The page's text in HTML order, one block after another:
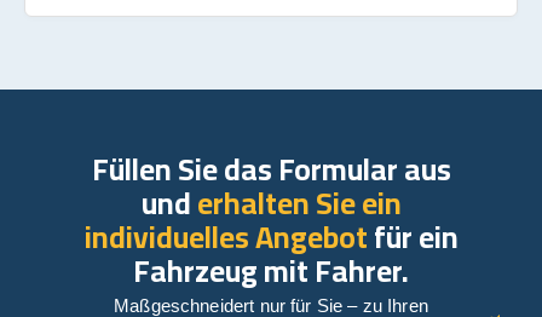
Füllen Sie das Formular aus
underhalten Sie ein
individuelles Angebotfür ein
Fahrzeug mit Fahrer.
Maßgeschneidert nur für Sie – zu Ihren